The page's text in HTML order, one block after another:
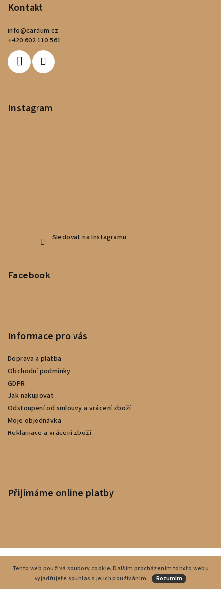
Tento web používá soubory cookie. Dalším procházením tohoto webu
vyjadřujete souhlas s jejich používáním.
Rozumím
Kontakt
info@cardum.cz
+420 602 110 561
Instagram
Sledovat na Instagramu
Facebook
Informace pro vás
Doprava a platba
Obchodní podmínky
GDPR
Jak nakupovat
Odstoupení od smlouvy a vrácení zboží
Moje objednávka
Reklamace a vrácení zboží
Přijímáme online platby
Vytvořil Shoptet